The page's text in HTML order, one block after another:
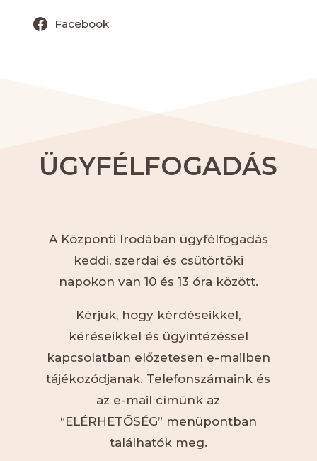
Facebook
ÜGYFÉLFOGADÁS
A Központi Irodában ügyfélfogadás
keddi, szerdai és csütörtöki
napokon van 10 és 13 óra között.
Kérjük, hogy kérdéseikkel,
kéréseikkel és ügyintézéssel
kapcsolatban előzetesen e-mailben
tájékozódjanak. Telefonszámaink és
az e-mail címünk az
“ELÉRHETŐSÉG” menüpontban
találhatók meg.